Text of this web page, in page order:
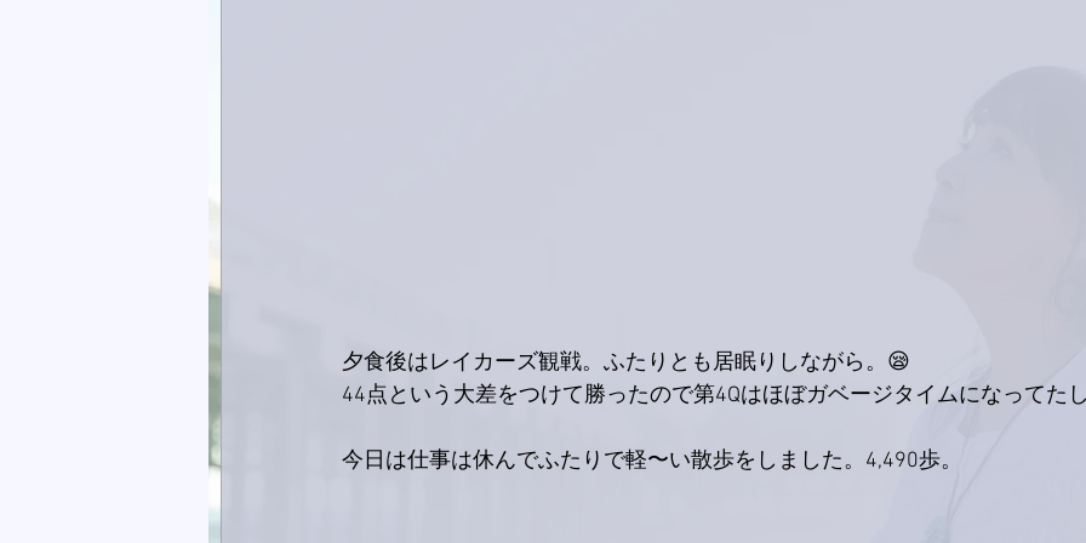
夕食後はレイカーズ観戦。ふたりとも居眠りしながら。😪
44点という大差をつけて勝ったので第4Qはほぼガベージタイムになってた
今日は仕事は休んでふたりで軽〜い散歩をしました。4,490歩。